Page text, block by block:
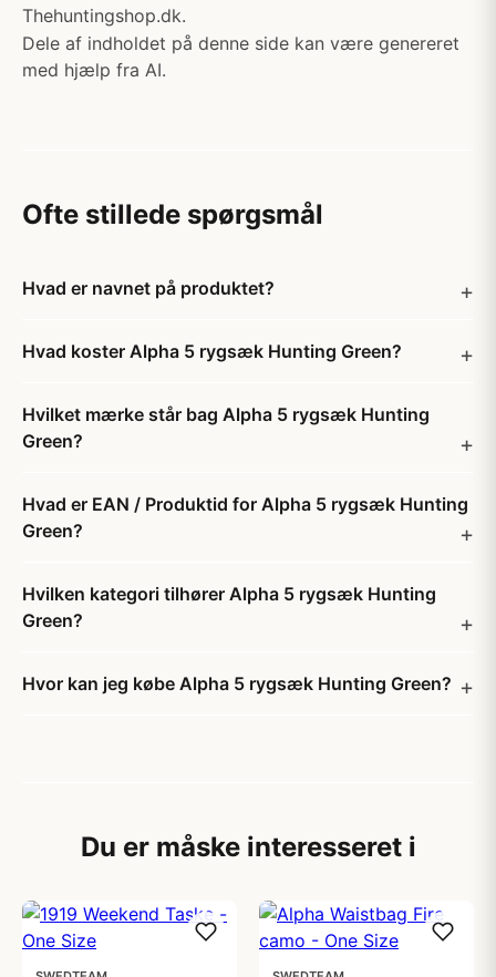
Thehuntingshop.dk.
Dele af indholdet på denne side kan være genereret
med hjælp fra AI.
Ofte stillede spørgsmål
Hvad er navnet på produktet?
Hvad koster Alpha 5 rygsæk Hunting Green?
Hvilket mærke står bag Alpha 5 rygsæk Hunting
Green?
Hvad er EAN / Produktid for Alpha 5 rygsæk Hunting
Green?
Hvilken kategori tilhører Alpha 5 rygsæk Hunting
Green?
Hvor kan jeg købe Alpha 5 rygsæk Hunting Green?
Du er måske interesseret i